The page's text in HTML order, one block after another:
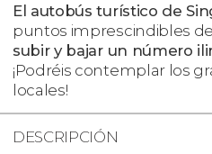
El autobús turístico de
puntos imprescindibles
subir y bajar un número
¡Podréis contemplar los
locales!
DESCRIPCIÓN